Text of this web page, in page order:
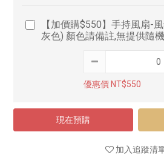
【加價購$550】手持風扇-
灰色) 顏色請備註,無提供隨
優惠價 NT$550
現在預購
加入追蹤清